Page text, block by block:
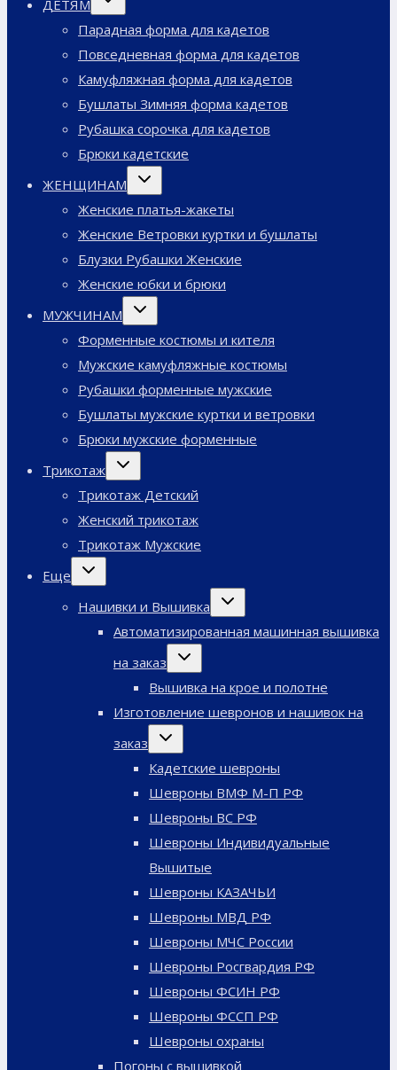
ДЕТЯМ
дочернее
Парадная форма для кадетов
Повседневная форма для кадетов
Камуфляжная форма для кадетов
Бушлаты Зимняя форма кадетов
Рубашка сорочка для кадетов
Брюки кадетские
ЖЕНЩИНАМ
Переключить
дочернее
Женские платья-жакеты
Женские Ветровки куртки и бушлаты
Блузки Рубашки Женские
Женские юбки и брюки
МУЖЧИНАМ
Переключить
дочернее
Форменные костюмы и кителя
Мужские камуфляжные костюмы
Рубашки форменные мужские
Бушлаты мужские куртки и ветровки
Брюки мужские форменные
Трикотаж
Переключить
дочернее
Трикотаж Детский
Женский трикотаж
Трикотаж Мужские
Еще
Переключить
дочернее
Нашивки и Вышивка
Переключить
дочернее
Автоматизированная машинная вышивка
на заказ
Переключить
дочернее
Вышивка на крое и полотне
Изготовление шевронов и нашивок на
заказ
Переключить
дочернее
Кадетские шевроны
Шевроны ВМФ М-П РФ
Шевроны ВС РФ
Шевроны Индивидуальные
Вышитые
Шевроны КАЗАЧЬИ
Шевроны МВД РФ
Шевроны МЧС России
Шевроны Росгвардия РФ
Шевроны ФСИН РФ
Шевроны ФССП РФ
Шевроны охраны
Погоны с вышивкой